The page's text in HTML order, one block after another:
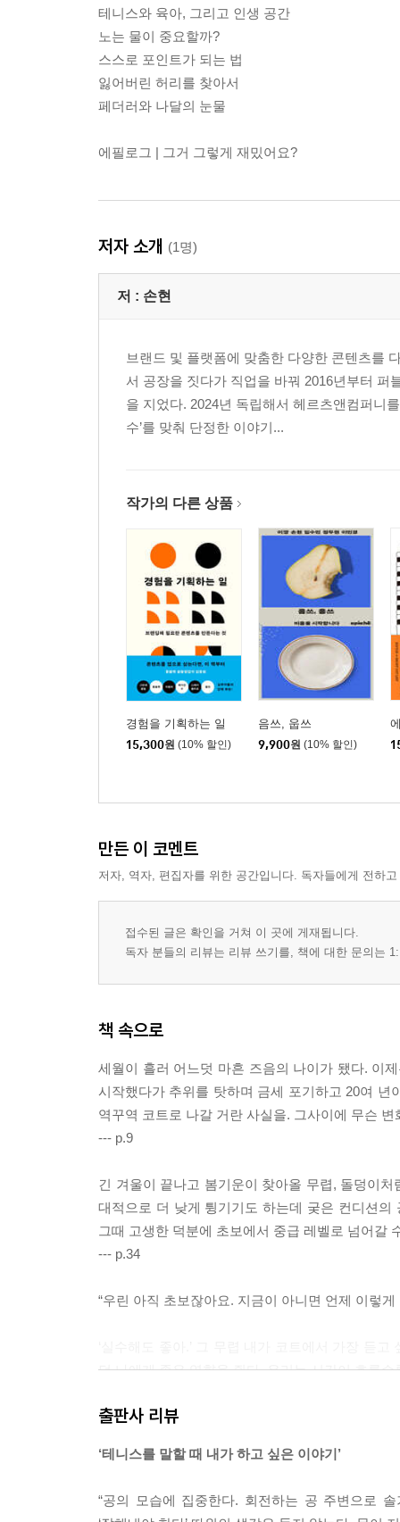
테니스와 육아, 그리고 인생 공간
노는 물이 중요할까?
스스로 포인트가 되는 법
잃어버린 허리를 찾아서
페더러와 나달의 눈물
에필로그 | 그거 그렇게 재밌어요?
저자 소개 (1명)
저 : 손현
브랜드 및 플랫폼에 맞춤한 다양한 콘텐츠를
서 공장을 짓다가 직업을 바꿔 2016년부터
을 지었다. 2024년 독립해서 헤르츠앤컴퍼니
수’를 맞춰 단정한 이야기...
작가의 다른 상품
경험을 기획하는 일
15,300원 (10% 할인)
음쓰, 웁쓰
9,900원 (10% 할인)
만든 이 코멘트
저자, 역자, 편집자를 위한 공간입니다. 독자들에게 전하
접수된 글은 확인을 거쳐 이 곳에 게재됩니다.
독자 분들의 리뷰는 리뷰 쓰기를, 책에 대한 문의는
책 속으로
세월이 흘러 어느덧 마흔 즈음의 나이가 됐다. 이
시작했다가 추위를 탓하며 금세 포기하고 20여
역꾸역 코트로 나갈 거란 사실을. 그사이에 무슨 변
--- p.9
긴 겨울이 끝나고 봄기운이 찾아올 무렵, 돌덩이
대적으로 더 낮게 튕기기도 하는데 궂은 컨디션
그때 고생한 덕분에 초보에서 중급 레벨로 넘어갈
--- p.34
“우린 아직 초보잖아요. 지금이 아니면 언제 이렇
던 나에게 좋은 영향을 줬다. 우리는 시간이 흐를
--- p.90
스플릿 스텝은 어떤 선택을 앞두고 잠시 멈추는
고침을 하는 과정에서 테니스뿐 아니라 삶에서도
출판사 리뷰
‘테니스를 말할 때 내가 하고 싶은 이야기’
“공의 모습에 집중한다. 회전하는 공 주변으로